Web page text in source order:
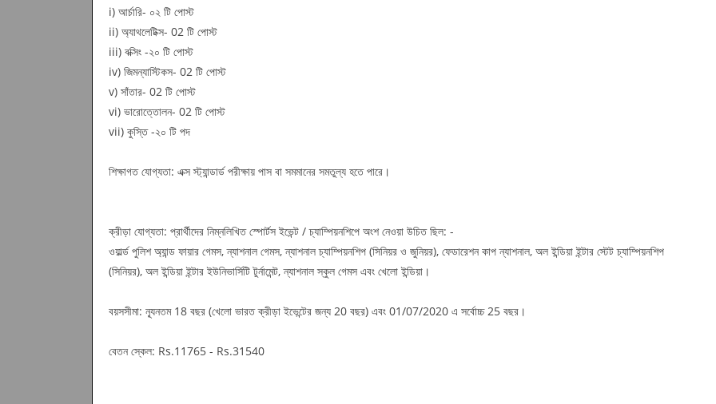
i) আর্চারি- ০২ টি পোস্ট
ii) অ্যাথলেটিক্স- 02 টি পোস্ট
iii) বক্সিং -২০ টি পোস্ট
iv) জিমন্যাস্টিকস- 02 টি পোস্ট
v) সাঁতার- 02 টি পোস্ট
vi) ভারোত্তোলন- 02 টি পোস্ট
vii) কুস্তি -২০ টি পদ
শিক্ষাগত যোগ্যতা: এক্স স্ট্যান্ডার্ড পরীক্ষায় পাস বা সমমানের সমতুল্য হতে পারে।
ক্রীড়া যোগ্যতা: প্রার্থীদের নিম্নলিখিত স্পোর্টস ইভেন্ট / চ্যাম্পিয়নশিপে অংশ নেওয়া উচিত ছিল: -
ওয়ার্ল্ড পুলিশ অ্যান্ড ফায়ার গেমস, ন্যাশনাল গেমস, ন্যাশনাল চ্যাম্পিয়নশিপ (সিনিয়র ও জুনিয়র), ফেডারেশন কাপ ন্যাশনাল, অল ইন্ডিয়া ইন্টার স্টেট চ্যাম্পিয়নশিপ
(সিনিয়র), অল ইন্ডিয়া ইন্টার ইউনিভার্সিটি টুর্নামেন্ট, ন্যাশনাল স্কুল গেমস এবং খেলো ইন্ডিয়া।
বয়সসীমা: ন্যূনতম 18 বছর (খেলো ভারত ক্রীড়া ইভেন্টের জন্য 20 বছর) এবং 01/07/2020 এ সর্বোচ্চ 25 বছর।
বেতন স্কেল: Rs.11765 - Rs.31540